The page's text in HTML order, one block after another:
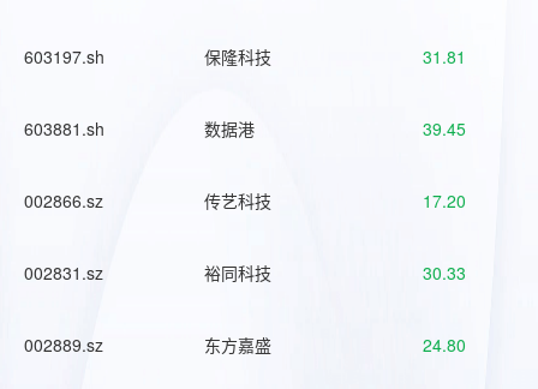
603197.sh 保隆科技 31.81
603881.sh 数据港 39.45
002866.sz 传艺科技 17.20
002831.sz 裕同科技 30.33
002889.sz 东方嘉盛 24.80